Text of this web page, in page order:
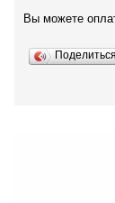
Вы можете